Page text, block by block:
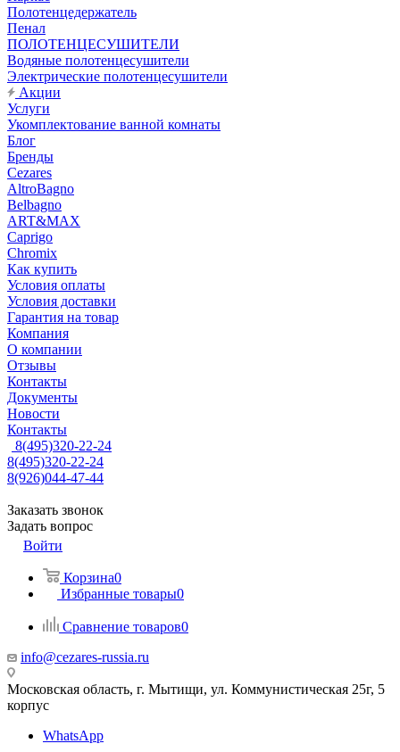
Полотенцедержатель
Пенал
ПОЛОТЕНЦЕСУШИТЕЛИ
Водяные полотенцесушители
Электрические полотенцесушители
Акции
Услуги
Укомплектование ванной комнаты
Блог
Бренды
Cezares
AltroBagno
Belbagno
ART&MAX
Caprigo
Chromix
Как купить
Условия оплаты
Условия доставки
Гарантия на товар
Компания
О компании
Отзывы
Контакты
Документы
Новости
Контакты
8(495)320-22-24
8(495)320-22-24
8(926)044-47-44
Заказать звонок
Задать вопрос
Войти
Корзина0
Избранные товары0
Сравнение товаров0
info@cezares-russia.ru
Московская область, г. Мытищи, ул. Коммунистическая 25г, 5
корпус
WhatsApp